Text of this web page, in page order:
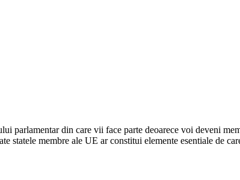
parlamentar din care vii face parte deoarece voi deveni
statele membre ale UE ar constitui elemente esentiale de